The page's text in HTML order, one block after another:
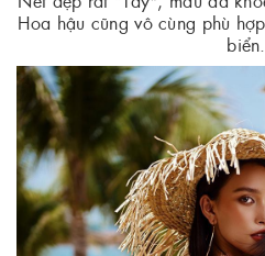
Hoa hậu cũng vô cùng phù
biển.